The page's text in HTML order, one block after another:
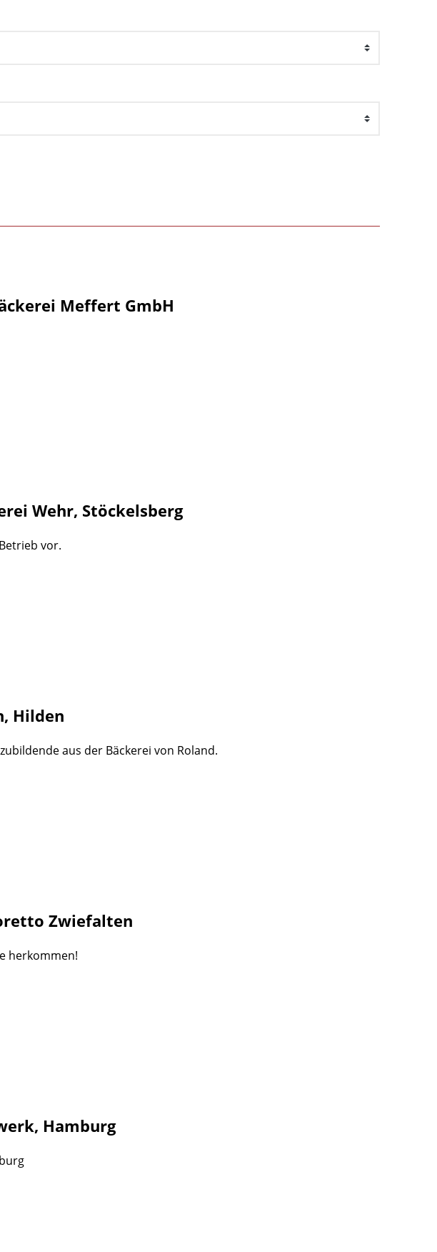
Meffert GmbH
Wehr, Stöckelsberg
vor.
Hilden
aus der Bäckerei von Roland.
Zwiefalten
herkommen!
Hamburg